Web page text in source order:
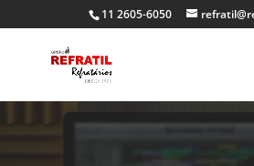
11 2605-6050